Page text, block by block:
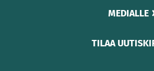
MEDIALLE
TILAA